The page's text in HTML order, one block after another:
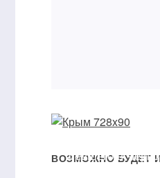
ВОЗМОЖНО БУДЕТ
севшего в